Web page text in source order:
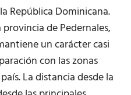
República Dominicana.
de Pedernales,
un carácter casi
con las zonas
La distancia desde la